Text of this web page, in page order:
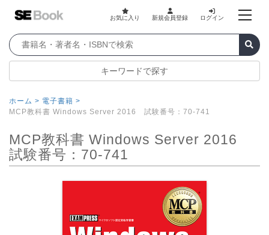
お気に入り 新規会員登録 ログイン
キーワードで探す
ホーム > 電子書籍 >
MCP教科書 Windows Server 2016 試験番号：70-741
MCP教科書 Windows Server 2016
試験番号：70-741